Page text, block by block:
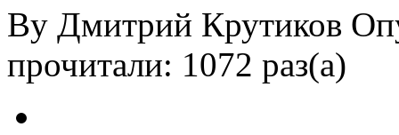
By Дмитрий Крутиков
прочитали: 1072 раз(а)